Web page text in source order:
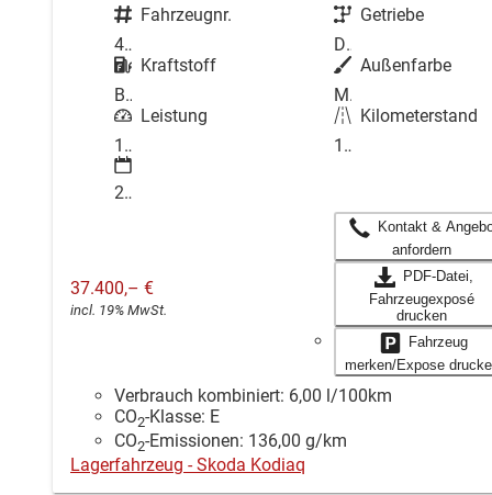
Fahrzeugnr.
46182
Getriebe
Doppelkupplungsgetriebe (DSG)
Kraftstoff
Benzin
Außenfarbe
Moon-Weiß Perleffekt Metallic
Leistung
110 kW (150 PS)
Kilometerstand
10 km
22.06.2026
37.400,– €
incl. 19% MwSt.
Kontakt &
anfordern
PDF-Datei,
Fahrzeugexposé
drucken
Fahrzeug
merken/Expose
Verbrauch kombiniert: 6,00 l/100km
CO2-Klasse: E
CO2-Emissionen: 136,00 g/km
Lagerfahrzeug - Skoda Kodiaq